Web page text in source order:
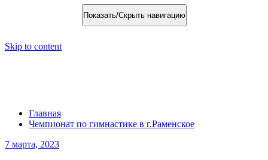
Показать/Скрыть навигацию
Skip to content
Главная
Чемпионат по гимнастике в г.Раменское
7 марта, 2023